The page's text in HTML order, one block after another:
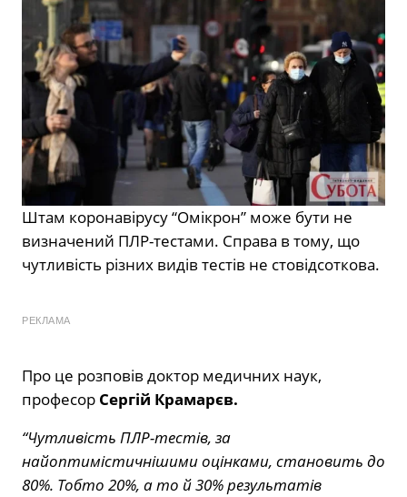
Штам коронавірусу “Омікрон” може бути не
визначений ПЛР-тестами. Справа в тому, що
чутливість різних видів тестів не стовідсоткова.
РЕКЛАМА
Про це розповів доктор медичних наук,
професор Сергій Крамарєв.
“Чутливість ПЛР-тестів, за
найоптимістичнішими оцінками, становить до
80%. Тобто 20%, а то й 30% результатів